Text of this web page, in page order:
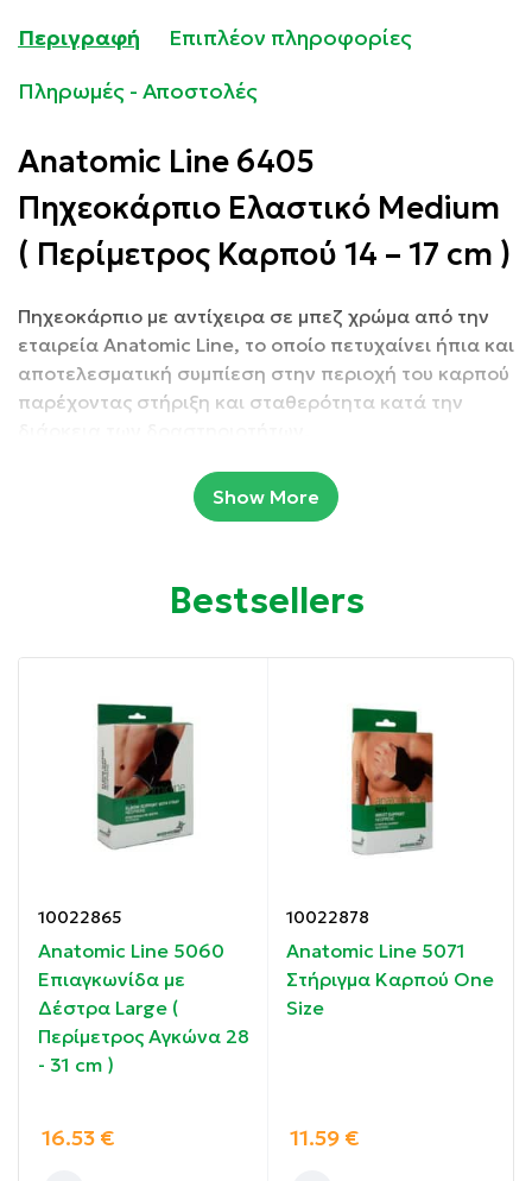
Περιγραφή
Επιπλέον πληροφορίες
Πληρωμές - Αποστολές
Anatomic Line 6405
Πηχεοκάρπιο Ελαστικό Medium
( Περίμετρος Καρπού 14 – 17 cm )
Πηχεοκάρπιο με αντίχειρα σε μπεζ χρώμα από την
εταιρεία Anatomic Line, το οποίο πετυχαίνει ήπια και
αποτελεσματική συμπίεση στην περιοχή του καρπού
παρέχοντας στήριξη και σταθερότητα κατά την
Πετυχαίνει ήπια και αποτελεσματική συμπίεση στην
Παρέχει περίδεση στον αντίχειρα και προσφέρει
καλύτερη προσαρμογή και αποτελεσματικότερη
συμπίεση.
Είναι άνετο στη χρήση καθώς ξεκουράζει και
καταπραΰνει από τον πόνο, διατηρώντας το εύρος
Οδηγίες χρήσης:
Φορέστε το στον καρπό περνώντας το από τον
αντίχειρα.
Show More
Bestsellers
10022865
Anatomic Line 5060
Επιαγκωνίδα με
Δέστρα Large (
Περίμετρος Αγκώνα 28
- 31 cm )
16.53 €
10022878
Anatomic Line 5071
Στήριγμα Καρπού One
Size
11.59 €